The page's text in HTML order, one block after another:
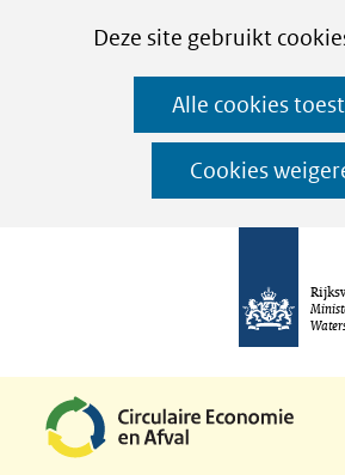
CookiesDeze site gebruikt
worden
toegestaan
Alle cookies
Cookies
Ga
naar
de